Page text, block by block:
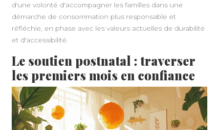
d'une volonté d'accompagner les familles dans une
démarche de consommation plus responsable et
réfléchie, en phase avec les valeurs actuelles de durabilité
et d'accessibilité.
Le soutien postnatal : traverser
les premiers mois en confiance